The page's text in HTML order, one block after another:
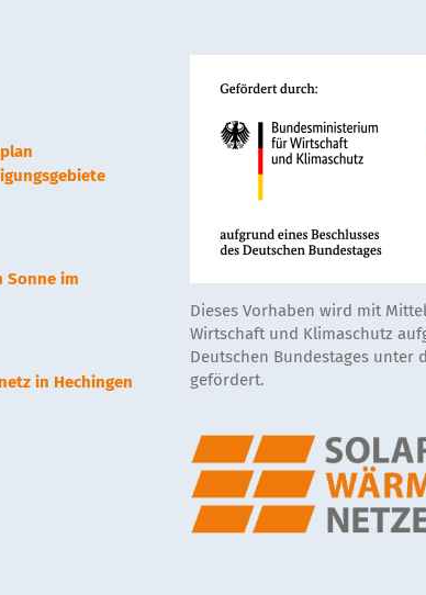
Sonne im
in Hechingen
Dieses Vorhaben wird mit
Wirtschaft und Klimaschutz
Deutschen Bundestages unter
gefördert.